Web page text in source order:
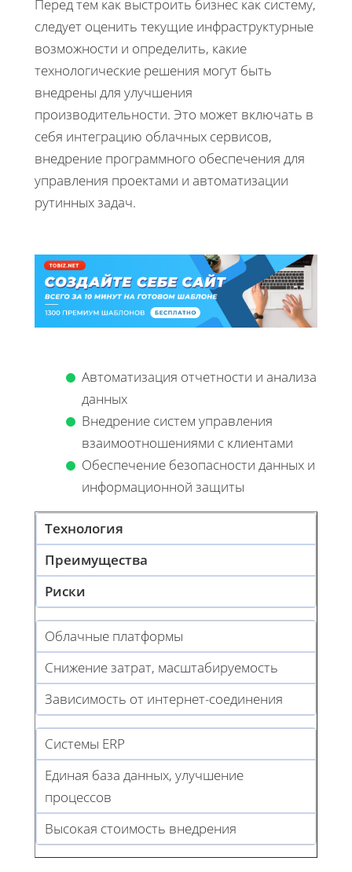
Перед тем как выстроить бизнес как систему,
следует оценить текущие инфраструктурные
возможности и определить, какие
технологические решения могут быть
внедрены для улучшения
производительности. Это может включать в
себя интеграцию облачных сервисов,
внедрение программного обеспечения для
управления проектами и автоматизации
рутинных задач.
Автоматизация отчетности и анализа
данных
Внедрение систем управления
взаимоотношениями с клиентами
Обеспечение безопасности данных и
информационной защиты
Технология
Преимущества
Риски
Облачные платформы
Снижение затрат, масштабируемость
Зависимость от интернет-соединения
Системы ERP
Единая база данных, улучшение
процессов
Высокая стоимость внедрения